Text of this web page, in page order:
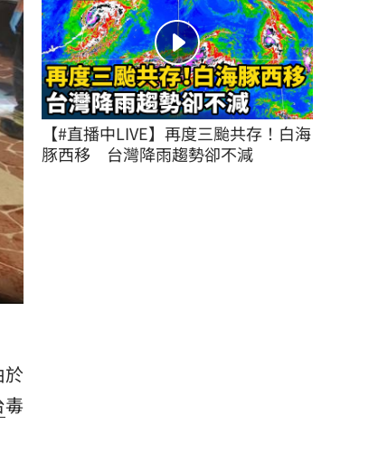
於
毒
【#直播中LIVE】再度三颱共存！白海
豚西移　台灣降雨趨勢卻不減